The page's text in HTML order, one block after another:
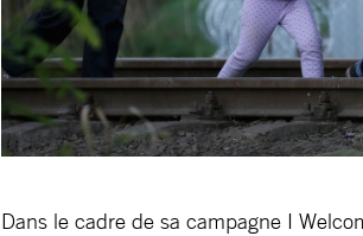
Dans le cadre de sa campagne I